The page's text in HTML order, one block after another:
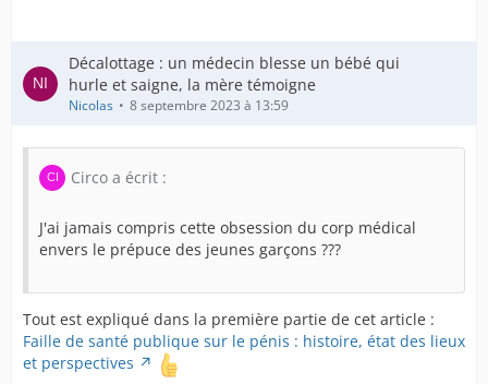
Décalottage : un médecin blesse un bébé qui
hurle et saigne, la mère témoigne
Nicolas 8 septembre 2023 à 13:59
Circo a écrit :
J'ai jamais compris cette obsession du corp médical
envers le prépuce des jeunes garçons ???
Tout est expliqué dans la première partie de cet article :
Faille de santé publique sur le pénis : histoire, état des lieux
et perspectives